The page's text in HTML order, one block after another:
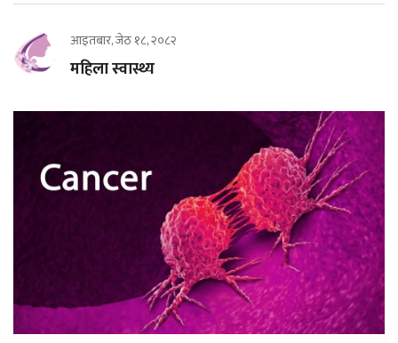
आइतबार, जेठ १८, २०८२
महिला स्वास्थ्य